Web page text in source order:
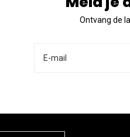
Ontvang de